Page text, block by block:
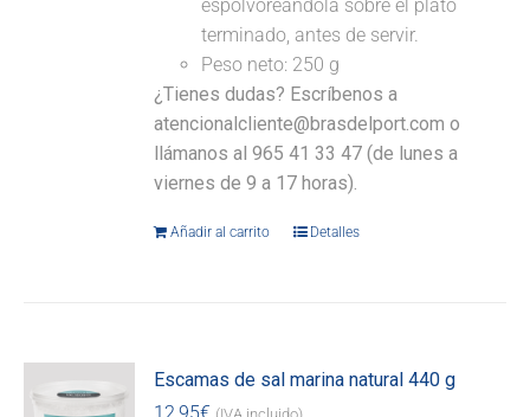
espolvoreándola sobre el plato
terminado, antes de servir.
Peso neto: 250 g
¿Tienes dudas? Escríbenos a
atencionalcliente@brasdelport.com o
llámanos al 965 41 33 47 (de lunes a
viernes de 9 a 17 horas).
Añadir al carrito Detalles
Escamas de sal marina natural 440 g